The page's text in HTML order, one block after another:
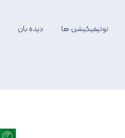
نوتیفیکیشن ها دیده بان